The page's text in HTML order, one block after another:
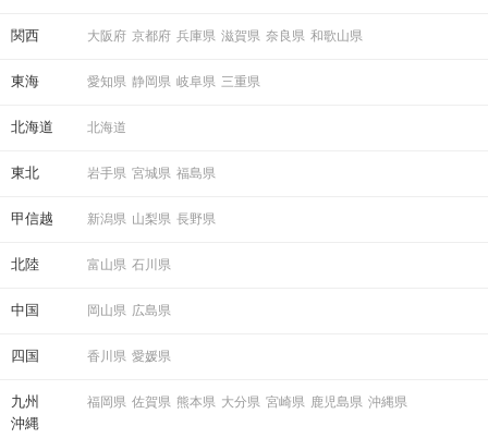
関西 大阪府 京都府 兵庫県 滋賀県 奈良県 和歌山県
東海 愛知県 静岡県 岐阜県 三重県
北海道 北海道
東北 岩手県 宮城県 福島県
甲信越 新潟県 山梨県 長野県
北陸 富山県 石川県
中国 岡山県 広島県
四国 香川県 愛媛県
九州
沖縄
福岡県 佐賀県 熊本県 大分県 宮崎県 鹿児島県 沖縄県